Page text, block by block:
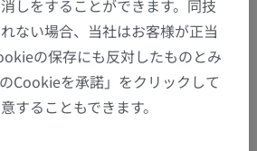
しをすることができます。同技
ない場合、当社はお客様が正当
の保存にも反対したものとみ
Cookieを承諾」をクリックして
することもできます。